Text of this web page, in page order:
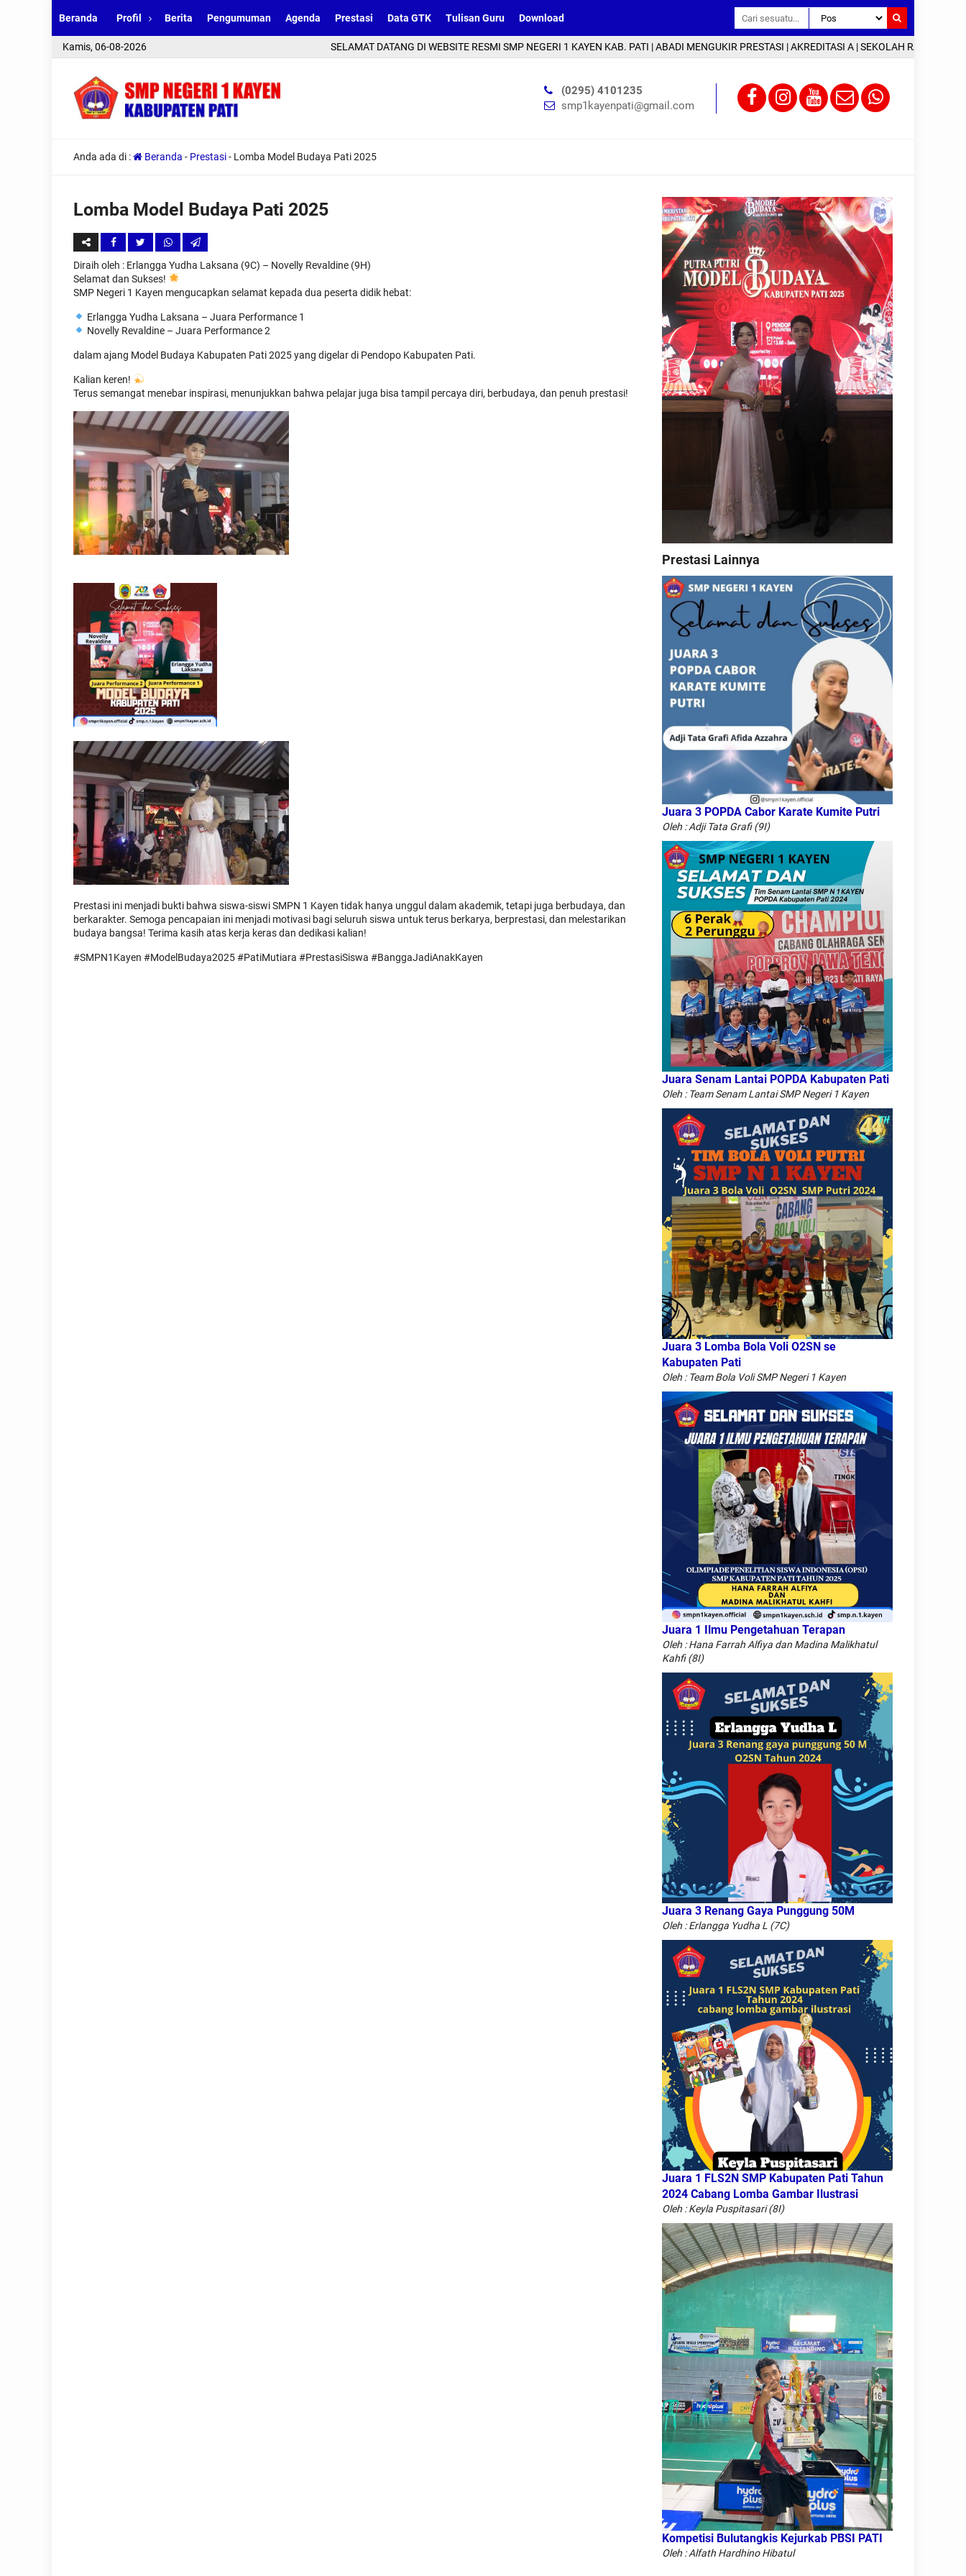
Beranda Profil Berita Pengumuman Agenda Prestasi Data GTK Tulisan Guru Download
Kamis, 06-08-2026 SELAMAT DATANG DI WEBSITE RESMI SMP NEGERI 1 KAYEN KAB. PATI | ABADI MENGUKIR PRESTASI | AKREDITASI A | SEKOLAH RAMAH ANAK |
(0295) 4101235
smp1kayenpati@gmail.com
Anda ada di : Beranda - Prestasi- Lomba Model Budaya Pati 2025
Lomba Model Budaya Pati 2025
Diraih oleh : Erlangga Yudha Laksana (9C) – Novelly Revaldine (9H)
Selamat dan Sukses!
SMP Negeri 1 Kayen mengucapkan selamat kepada dua peserta didik hebat:
Erlangga Yudha Laksana – Juara Performance 1
Novelly Revaldine – Juara Performance 2
dalam ajang Model Budaya Kabupaten Pati 2025 yang digelar di Pendopo Kabupaten Pati.
Kalian keren!
Terus semangat menebar inspirasi, menunjukkan bahwa pelajar juga bisa tampil percaya diri, berbudaya, dan penuh prestasi!
Prestasi ini menjadi bukti bahwa siswa-siswi SMPN 1 Kayen tidak hanya unggul dalam akademik, tetapi juga berbudaya, dan
berkarakter. Semoga pencapaian ini menjadi motivasi bagi seluruh siswa untuk terus berkarya, berprestasi, dan melestarikan
budaya bangsa! Terima kasih atas kerja keras dan dedikasi kalian!
#SMPN1Kayen #ModelBudaya2025 #PatiMutiara #PrestasiSiswa #BanggaJadiAnakKayen
Prestasi Lainnya
Juara 3 POPDA Cabor Karate Kumite Putri
Oleh : Adji Tata Grafi (9I)
Juara Senam Lantai POPDA Kabupaten Pati
Oleh : Team Senam Lantai SMP Negeri 1 Kayen
Juara 3 Lomba Bola Voli O2SN se
Kabupaten Pati
Oleh : Team Bola Voli SMP Negeri 1 Kayen
Juara 1 Ilmu Pengetahuan Terapan
Oleh : Hana Farrah Alfiya dan Madina Malikhatul
Kahfi (8I)
Juara 3 Renang Gaya Punggung 50M
Oleh : Erlangga Yudha L (7C)
Juara 1 FLS2N SMP Kabupaten Pati Tahun
2024 Cabang Lomba Gambar Ilustrasi
Oleh : Keyla Puspitasari (8I)
Kompetisi Bulutangkis Kejurkab PBSI PATI
Oleh : Alfath Hardhino Hibatul